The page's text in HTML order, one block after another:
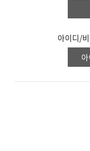
아이디/